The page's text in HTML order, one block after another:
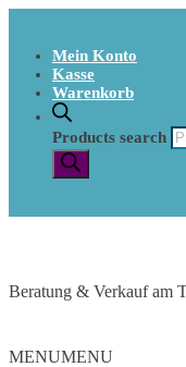
Mein Konto
Kasse
Warenkorb
Products search
Beratung & Verkauf am
MENUMENU